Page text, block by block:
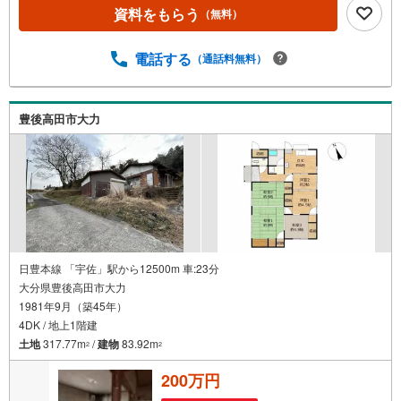
る
資料をもらう （無料）
電話する （通話料無料）
豊後高田市大力
日豊本線 「宇佐」駅から12500m 車:23分
大分県豊後高田市大力
1981年9月（築45年）
4DK / 地上1階建
土地317.77m2 /建物83.92m2
200万円